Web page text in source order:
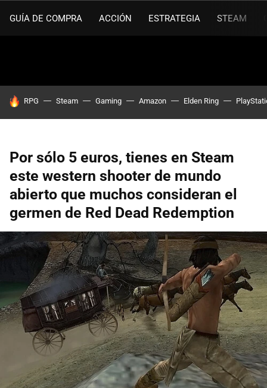
GUÍA DE COMPRA ACCIÓN ESTRATEGIA STEAM
HOY SE HABLA DE
RPG Steam Gaming Amazon Elden Ring
Por sólo 5 euros, tienes en Steam
este western shooter de mundo
abierto que muchos consideran el
germen de Red Dead Redemption